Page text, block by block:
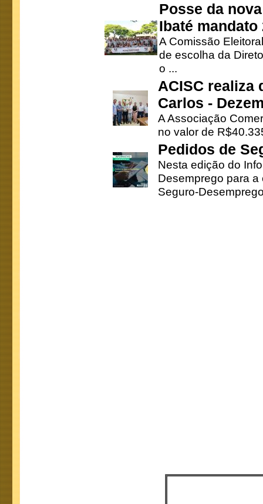
Posse da
Ibaté mandato
A Comissão
de escolha da
o ...
ACISC realiza
Carlos -
A Associação
no valor de
Pedidos de
Nesta edição do
Desemprego para
Seguro-